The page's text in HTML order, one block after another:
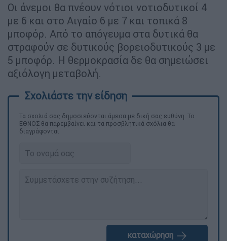
Οι άνεμοι θα πνέουν νότιοι νοτιοδυτικοί 4
με 6 και στο Αιγαίο 6 με 7 και τοπικά 8
μποφόρ. Από το απόγευμα στα δυτικά θα
στραφούν σε δυτικούς βορειοδυτικούς 3 με
5 μποφόρ. Η θερμοκρασία δε θα σημειώσει
αξιόλογη μεταβολή.
Τα σχολιά σας δημοσιεύονται άμεσα με δική σας ευθύνη. Το
ΕΘΝΟΣ θα παρεμβαίνει και τα προσβλητικά σχόλια θα
διαγράφονται
καταχώρηση